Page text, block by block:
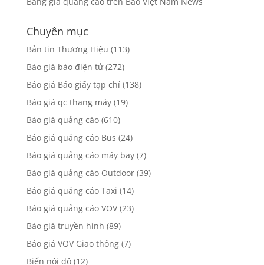
Chuyên mục
Bản tin Thương Hiệu (113)
Báo giá báo điện tử(272)
Báo giá Báo giấy tạp chí(138)
Báo giá qc thang máy(19)
Báo giá quảng cáo(610)
Báo giá quảng cáo Bus (24)
Báo giá quảng cáo máy bay(7)
Báo giá quảng cáo Outdoor(39)
Báo giá quảng cáo Taxi (14)
Báo giá quảng cáo VOV(23)
Báo giá truyền hình (89)
Báo giá VOV Giao thông(7)
Biển nội đô(12)